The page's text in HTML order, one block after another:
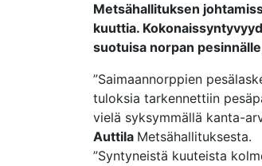
Metsähallituksen
kuuttia.
suotuisa norpan
”Saimaannorppien
tuloksia tarkennettiin
vielä syksymmällä kanta-
Auttila Metsähallituksesta.
”Syntyneistä kuuteista